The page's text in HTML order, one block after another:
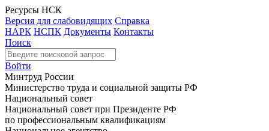
Ресурсы НСК
Версия для слабовидящих Справка
НАРК НСПК Документы Контакты
Поиск
Войти
Минтруд России
Министерство труда и социальной защиты РФ
Национальный совет
Национальный совет при Президенте РФ
по профессиональным квалификациям